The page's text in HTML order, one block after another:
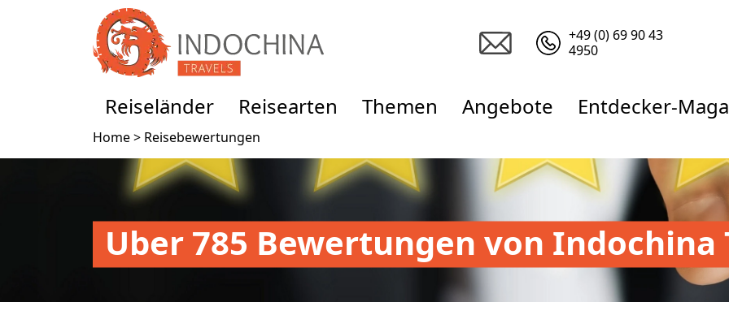
+49 (0) 69 90 43
4950
Reiseländer Reisearten Themen Angebote Entdecker-
Home > Reisebewertungen
Uber 785 Bewertungen von Indochina